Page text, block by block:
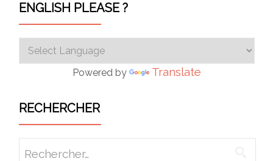
ENGLISH PLEASE ?
Powered by Translate
RECHERCHER